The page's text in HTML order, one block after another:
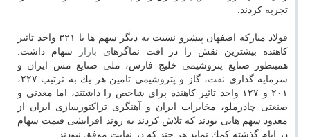
تجربه كردند.
فولاد مباركه اصفهان پیشرو نسبت به دیگر سهم ها با ۳۲۱ واحد تاثیر
كاهنده بیشترین نقش را در افت نماگرهای بازار
سهام داشت.
همینطور صنایع پتروشیمی خلیج فارس، ملی صنایع مس ایران و
سرمایه گذاری نفت
، گاز و پتروشیمی تامین هر یك به ترتیب ۲۲۷،
۲۰۱ و ۱۲۷ واحد تاثیر كاهنده برای شاخص را داشتند، اما معدنی و
صنعتی چادرملو، مخابرات ایران و آهنگری تراكتورسازی ایران از
معدود سهم هایی بودند كه تلاش كردند به روند افزایشی قیمت سهام
در ایام گذشته كمك نماید هر چند كه در نهایت موفق نبودند.